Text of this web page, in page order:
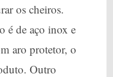
os cheiros.
é de aço inox e
aro protetor, o
Outro